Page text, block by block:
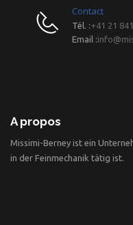
Contact
Tél. :+41 21
Email :
A propos
Missimi-Berney ist ein
in der Feinmechanik tätig ist.